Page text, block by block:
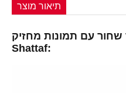
תיאור מוצר
שחור עם תמונות מחזיק
Shattaf: